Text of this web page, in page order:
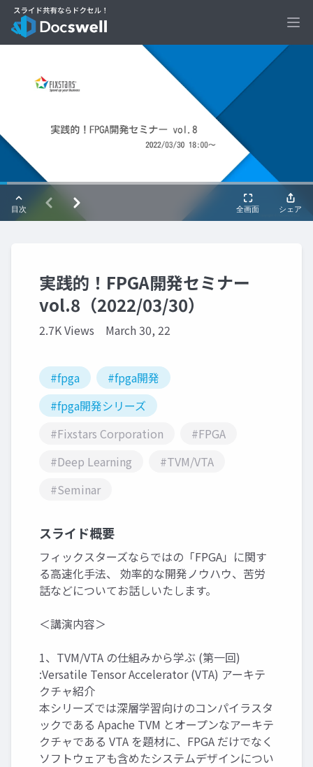
実践的！FPGA開発セミナー
vol.8（2022/03/30）
2.7K Views March 30, 22
#fpga
#fpga開発
#fpga開発シリーズ
#Fixstars Corporation
#FPGA
#Deep Learning
#TVM/VTA
#Seminar
スライド概要
フィックスターズならではの「FPGA」に関す
る高速化手法、 効率的な開発ノウハウ、苦労
話などについてお話しいたします。
＜講演内容＞
1、TVM/VTA の仕組みから学ぶ (第一回)
:Versatile Tensor Accelerator (VTA) アーキテ
クチャ紹介
本シリーズでは深層学習向けのコンパイラスタ
ックである Apache TVM とオープンなアーキテ
クチャである VTA を題材に、FPGA だけでなく
ソフトウェアも含めたシステムデザインについ